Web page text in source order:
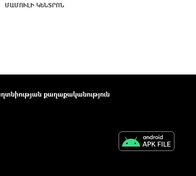
ՄԱՄՈՒԼԻ ԿԵՆՏՐՈՆ
քաղաքականություն